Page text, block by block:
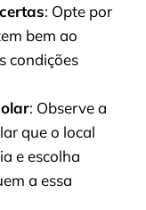
: Opte por
bem ao
condições
: Observe a
que o local
e escolha
a essa